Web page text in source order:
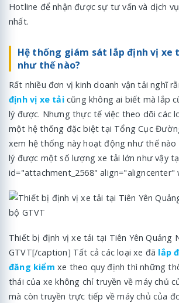
Hotline để nhận được sự tư vấn và dịch
nhất.
Hệ thống giám sát lắp định vị xe
như thế nào?
Rất nhiều đơn vị kinh doanh vận tải nghĩ
định vị xe tảicũng không ai biết mà lắp
lý được. Nhưng thực tế việc theo dõi các
một hệ thống đặc biệt tại Tổng Cục
xem hệ thống này hoạt động như thế nào
lý được một số lượng xe tải lớn như vậy
id="attachment_2568" align="aligncenter"
Thiết bị định vị xe tải tại Tiên Yên Quảng
GTVT[/caption] Tất cả các loại xe đã lắp
đăng kiểm xe theo quy định thì những
thái của xe không chỉ truyền về máy chủ
mà còn truyền trực tiếp về máy chủ của